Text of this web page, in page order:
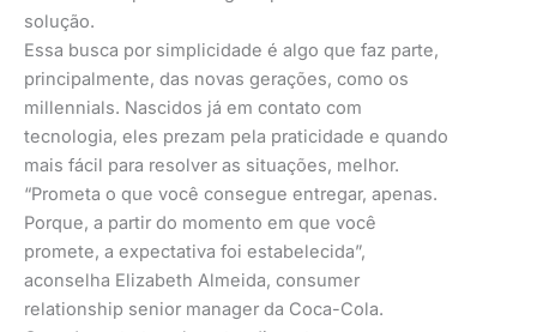
solução.
Essa busca por simplicidade é algo que faz parte,
principalmente, das novas gerações, como os
millennials. Nascidos já em contato com
tecnologia, eles prezam pela praticidade e quando
mais fácil para resolver as situações, melhor.
“Prometa o que você consegue entregar, apenas.
Porque, a partir do momento em que você
promete, a expectativa foi estabelecida”,
aconselha Elizabeth Almeida, consumer
relationship senior manager da Coca-Cola.